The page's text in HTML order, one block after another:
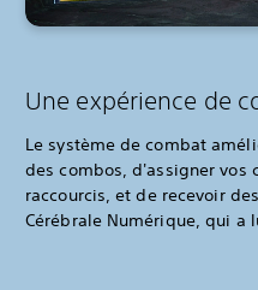
Une expérience de
Le système de combat
des combos, d'assigner vos
raccourcis, et de recevoir
Cérébrale Numérique, qui a